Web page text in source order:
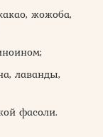
жожоба,
лаванды,
фасоли.